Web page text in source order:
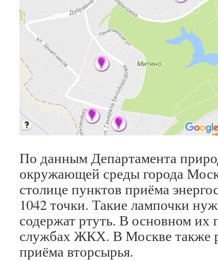
По данным Департамента
окружающей среды города
столице пунктов приёма
1042 точки. Такие лампочки
содержат ртуть. В основном
службах ЖКХ. В Москве также
приёма вторсырья.